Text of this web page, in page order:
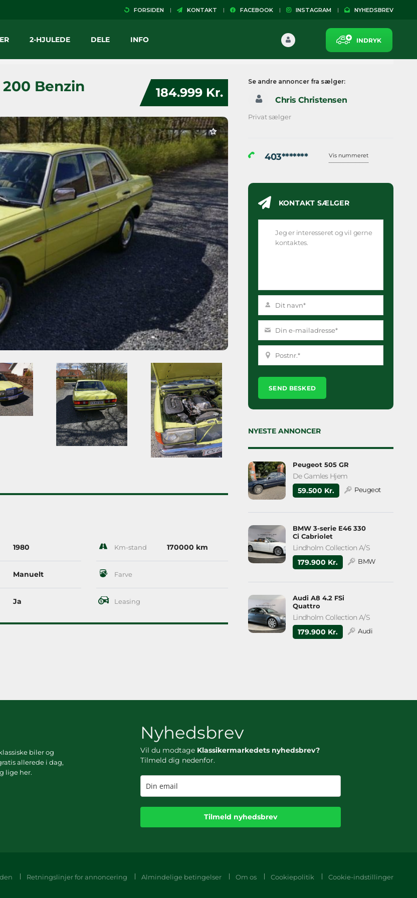
FORSIDEN KONTAKT FACEBOOK INSTAGRAM NYHEDSBREV
INDRYK
2-HJULEDE DELE INFO
184.999 Kr.
Benzin
1980 Km-stand 170000 km
Manuelt Farve
Ja Leasing
Se andre annoncer fra sælger:
Chris Christensen
Privat sælger
403******* Vis nummeret
KONTAKT SÆLGER
Please
leave
empty.
NYESTE ANNONCER
Peugeot 505 GR
De Gamles Hjem
59.500 Kr.
Peugeot
BMW 3-serie E46 330
Ci Cabriolet
Lindholm Collection A/S
179.900 Kr.
BMW
Audi A8 4.2 FSi
Quattro
Lindholm Collection A/S
179.900 Kr.
Audi
biler og
allerede i dag,
lige her.
Nyhedsbrev
Vil du modtage Klassikermarkedets nyhedsbrev?
Tilmeld dig nedenfor.
Tilmeld nyhedsbrev
Retningslinjer for annoncering Almindelige betingelser Om os Cookiepolitik Cookie-indstillinger